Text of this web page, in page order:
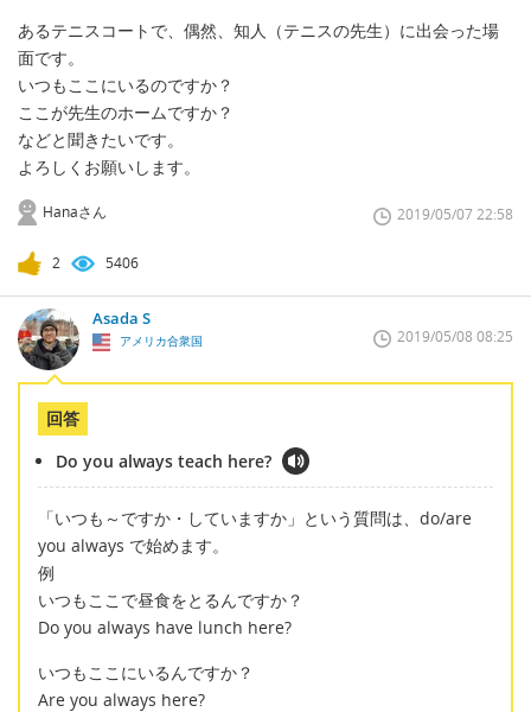
あるテニスコートで、偶然、知人（テニスの先生）に出会った場
面です。
いつもここにいるのですか？
ここが先生のホームですか？
などと聞きたいです。
よろしくお願いします。
Hanaさん 2019/05/07 22:58
2 5406
Asada S
アメリカ合衆国 2019/05/08 08:25
回答
Do you always teach here?
「いつも～ですか・していますか」という質問は、do/are
you always で始めます。
例
いつもここで昼食をとるんですか？
Do you always have lunch here?
いつもここにいるんですか？
Are you always here?